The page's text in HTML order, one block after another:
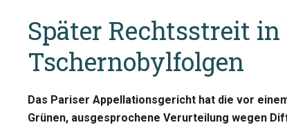
Später Rechtsstreit
Tschernobylfolgen
Das Pariser Appellationsgericht hat die vor
Grünen, ausgesprochene Verurteilung wegen